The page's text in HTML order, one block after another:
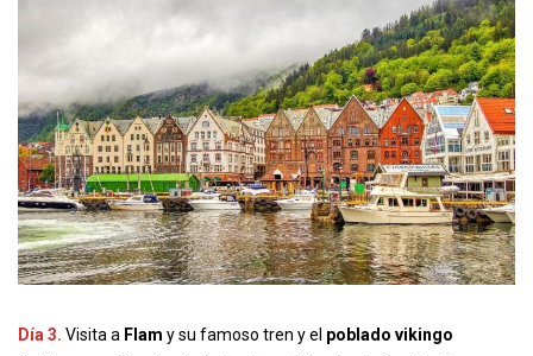
Día 3. Visita a Flam y su famoso tren y el poblado vikingo